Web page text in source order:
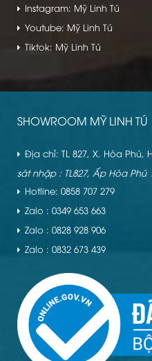
Instagram: Mỹ Linh Tú
Youtube: Mỹ Linh Tú
Tiktok: Mỹ Linh Tú
SHOWROOM MỸ LINH TÚ
Địa chỉ: TL 827, X. Hòa Phú,
sát nhập : TL827, Ấp Hòa
Hotline: 0858 707 279
Zalo : 0349 653 663
Zalo : 0828 928 906
Zalo : 0832 673 439